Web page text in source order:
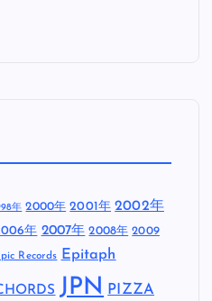
年 2000年 2001年 2002年
年 2007年 2008年 2009
Records Epitaph
JPN PIZZA